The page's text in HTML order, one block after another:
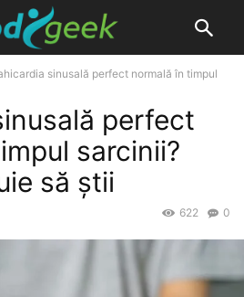
sinusală perfect normală în timpul
perfect
sarcinii?
să știi
0
622